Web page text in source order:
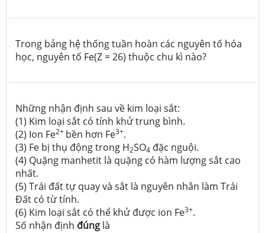
Trong bảng hệ thống tuần hoàn các nguyên tố hóa
học, nguyên tố Fe(Z = 26) thuộc chu kì nào?
Những nhận định sau về kim loại sắt:
(1) Kim loại sắt có tính khử trung bình.
(2) Ion Fe2+ bền hơn Fe3+.
(3) Fe bị thụ động trong H2SO4 đặc nguội.
(4) Quặng manhetit là quặng có hàm lượng sắt cao
nhất.
(5) Trái đất tự quay và sắt là nguyên nhân làm Trái
Đất có từ tính.
(6) Kim loại sắt có thể khử được ion Fe3+.
Số nhận định đúng là